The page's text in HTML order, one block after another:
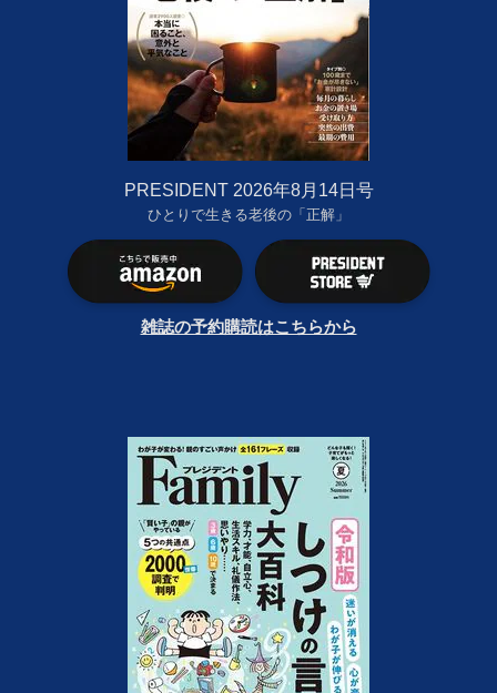
PRESIDENT 2026年8月14日号
ひとりで生きる老後の「正解」
雑誌の予約購読はこちらから